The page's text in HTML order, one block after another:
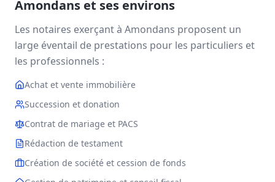
Amondans et ses environs
Les notaires exerçant à Amondans proposent un
large éventail de prestations pour les particuliers et
les professionnels :
Achat et vente immobilière
Succession et donation
Contrat de mariage et PACS
Rédaction de testament
Création de société et cession de fonds